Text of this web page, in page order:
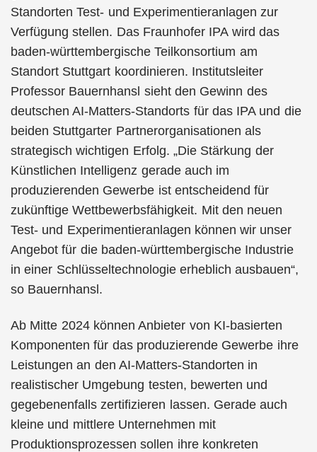
Standorten Test- und Experimentieranlagen zur
Verfügung stellen. Das Fraunhofer IPA wird das
baden-württembergische Teilkonsortium am
Standort Stuttgart koordinieren. Institutsleiter
Professor Bauernhansl sieht den Gewinn des
deutschen AI-Matters-Standorts für das IPA und die
beiden Stuttgarter Partnerorganisationen als
strategisch wichtigen Erfolg. „Die Stärkung der
Künstlichen Intelligenz gerade auch im
produzierenden Gewerbe ist entscheidend für
zukünftige Wettbewerbsfähigkeit. Mit den neuen
Test- und Experimentieranlagen können wir unser
Angebot für die baden-württembergische Industrie
in einer Schlüsseltechnologie erheblich ausbauen“,
so Bauernhansl.
Ab Mitte 2024 können Anbieter von KI-basierten
Komponenten für das produzierende Gewerbe ihre
Leistungen an den AI-Matters-Standorten in
realistischer Umgebung testen, bewerten und
gegebenenfalls zertifizieren lassen. Gerade auch
kleine und mittlere Unternehmen mit
Produktionsprozessen sollen ihre konkreten